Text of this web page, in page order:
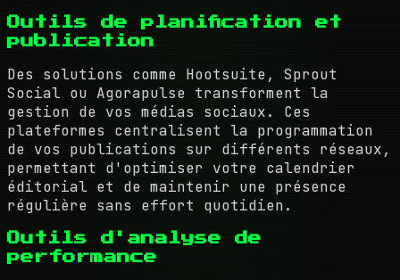
Outils de planification et
publication
Des solutions comme Hootsuite, Sprout
Social ou Agorapulse transforment la
gestion de vos médias sociaux. Ces
plateformes centralisent la programmation
de vos publications sur différents réseaux,
permettant d'optimiser votre calendrier
éditorial et de maintenir une présence
régulière sans effort quotidien.
Outils d'analyse de
performance